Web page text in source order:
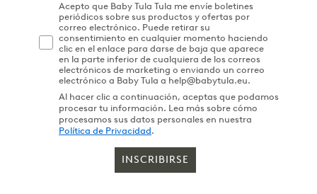
Acepto que Baby Tula Tula me envíe boletines
periódicos sobre sus productos y ofertas por
correo electrónico. Puede retirar su
consentimiento en cualquier momento haciendo
clic en el enlace para darse de baja que aparece
en la parte inferior de cualquiera de los correos
electrónicos de marketing o enviando un correo
electrónico a Baby Tula a help@babytula.eu.
Al hacer clic a continuación, aceptas que podamos
procesar tu información. Lea más sobre cómo
procesamos sus datos personales en nuestra
Política de Privacidad.
INSCRIBIRSE